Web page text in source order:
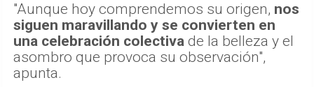
"Aunque hoy comprendemos su origen, nos
siguen maravillando y se convierten en
una celebración colectiva de la belleza y el
asombro que provoca su observación",
apunta.